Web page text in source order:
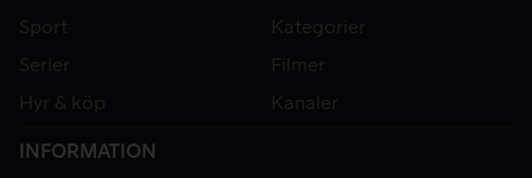
Sport
Kategorier
Serier
Filmer
Hyr & köp
Kanaler
INFORMATION